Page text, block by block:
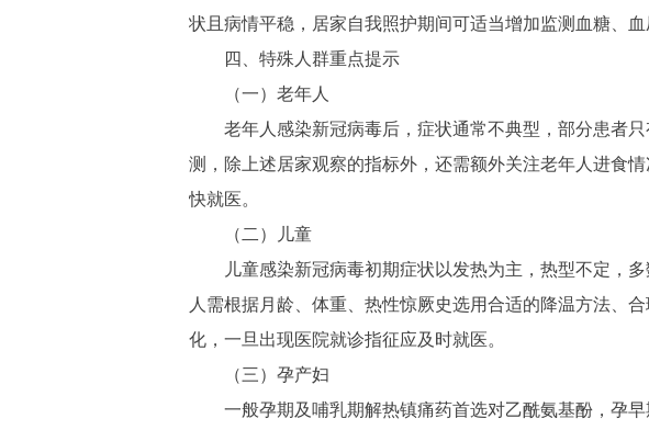
状且病情平稳，居家自我照护期间可适当增加监测血糖、
四、特殊人群重点提示
（一）老年人
老年人感染新冠病毒后，症状通常不典型，部分患者只
测，除上述居家观察的指标外，还需额外关注老年人进食
快就医。
（二）儿童
儿童感染新冠病毒初期症状以发热为主，热型不定，多
人需根据月龄、体重、热性惊厥史选用合适的降温方法、
化，一旦出现医院就诊指征应及时就医。
（三）孕产妇
一般孕期及哺乳期解热镇痛药首选对乙酰氨基酚，孕早